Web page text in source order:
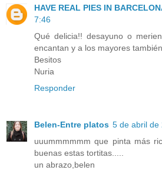
HAVE REAL PIES IN
7:46
Qué delicia!! desayuno o
encantan y a los mayores
Besitos
Nuria
Responder
Belen-Entre platos 5 de abril de
uuummmmmm que pinta más
buenas estas tortitas.....
un abrazo,belen